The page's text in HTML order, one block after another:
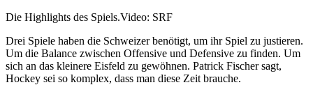
Die Highlights des Spiels.Video: SRF
Drei Spiele haben die Schweizer benötigt, um ihr Spiel zu justieren.
Um die Balance zwischen Offensive und Defensive zu finden. Um
sich an das kleinere Eisfeld zu gewöhnen. Patrick Fischer sagt,
Hockey sei so komplex, dass man diese Zeit brauche.